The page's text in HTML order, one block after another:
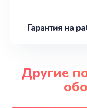
Гарантия на
Другие